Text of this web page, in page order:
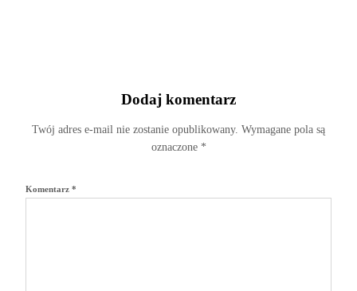
Dodaj komentarz
Twój adres e-mail nie zostanie opublikowany. Wymagane pola są
oznaczone *
Komentarz *